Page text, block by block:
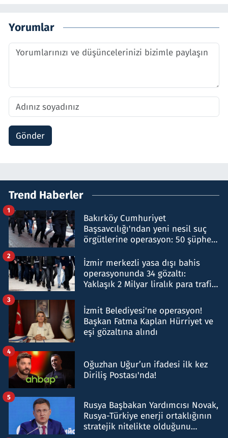
Yorumlar
Gönder
Trend Haberler
Bakırköy Cumhuriyet
Başsavcılığı'ndan yeni nesil suç
örgütlerine operasyon: 50 şüpheli
1
İzmir merkezli yasa dışı bahis
operasyonunda 34 gözaltı:
Yaklaşık 2 Milyar liralık para trafiği
2
İzmit Belediyesi'ne operasyon!
Başkan Fatma Kaplan Hürriyet ve
eşi gözaltına alındı
3
Oğuzhan Uğur’un ifadesi ilk kez
Diriliş Postası'nda!
4
Rusya Başbakan Yardımcısı Novak,
Rusya-Türkiye enerji ortaklığının
stratejik nitelikte olduğunu
5